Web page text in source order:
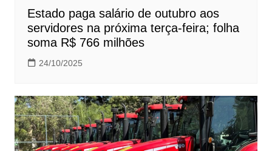
Estado paga salário de outubro aos
servidores na próxima terça-feira; folha
soma R$ 766 milhões
24/10/2025